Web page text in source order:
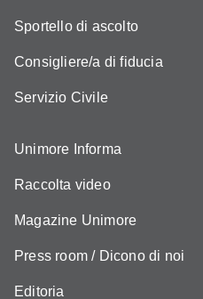
Sportello di ascolto
Consigliere/a di fiducia
Servizio Civile
Unimore Informa
Raccolta video
Magazine Unimore
Press room / Dicono di noi
Editoria